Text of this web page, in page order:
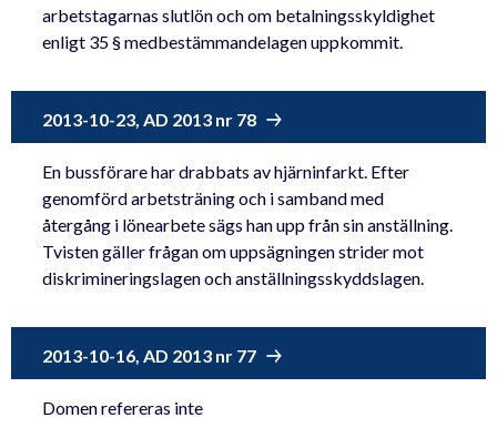
arbetstagarnas slutlön och om betalningsskyldighet
enligt 35 § medbestämmandelagen uppkommit.
2013-10-23, AD 2013 nr 78
En bussförare har drabbats av hjärninfarkt. Efter
genomförd arbetsträning och i samband med
återgång i lönearbete sägs han upp från sin anställning.
Tvisten gäller frågan om uppsägningen strider mot
diskrimineringslagen och anställningsskyddslagen.
2013-10-16, AD 2013 nr 77
Domen refereras inte